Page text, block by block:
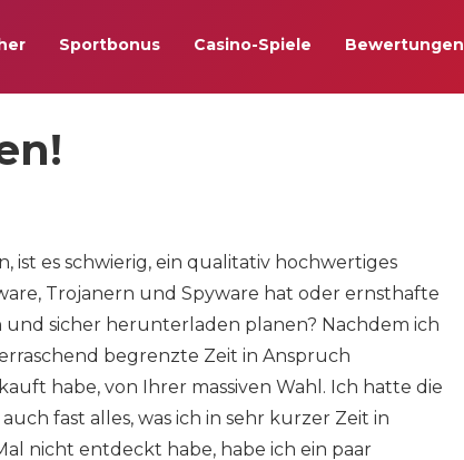
Sportbonus Casino-Spiele Bewertungen
ist es schwierig, ein qualitativ hochwertiges
Trojanern und Spyware hat oder ernsthafte
sicher herunterladen planen? Nachdem ich
begrenzte Zeit in Anspruch
habe, von Ihrer massiven Wahl. Ich hatte die
fast alles, was ich in sehr kurzer Zeit in
nicht entdeckt habe, habe ich ein paar